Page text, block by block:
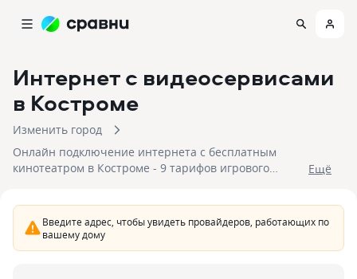
Интернет с видеосервисами
в Костроме
Изменить город
Онлайн подключение интернета с бесплатным
кинотеатром в Костроме - 9 тарифов игрового
подключения от 225 рублей. Отправьте заявку,
чтобы быстро подключить интернет с кино, играми
в одном пакете в Костроме.
Eщё
Введите адрес, чтобы увидеть провайдеров, работающих по
вашему дому